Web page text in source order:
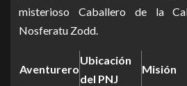
misterioso Caballero de la
Nosferatu Zodd.
Aventurero
Ubicación
del PNJ
Misión